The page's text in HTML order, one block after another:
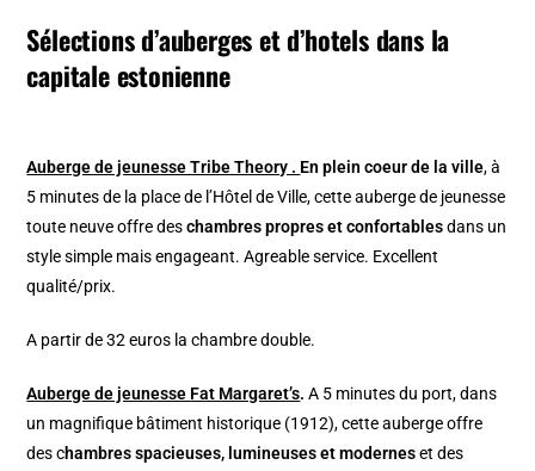
Sélections d’auberges et d’hotels dans la
capitale estonienne
Auberge de jeunesse Tribe Theory . En plein coeur de la ville, à
5 minutes de la place de l’Hôtel de Ville, cette auberge de jeunesse
toute neuve offre deschambres propres et confortablesdans un
style simple mais engageant. Agreable service. Excellent
qualité/prix.
A partir de 32 euros la chambre double.
Auberge de jeunesse Fat Margaret’s.A 5 minutes du port, dans
un magnifique bâtiment historique (1912), cette auberge offre
des chambres spacieuses, lumineuses et moderneset des